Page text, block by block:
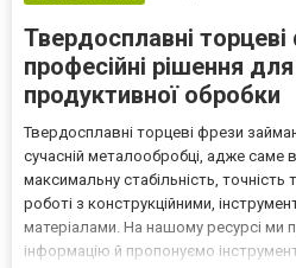
Твердосплавні
професійні рішення
продуктивної обробки
Твердосплавні торцеві фрези
сучасній металообробці, адже саме
максимальну стабільність, точність
роботі з конструкційними,
матеріалами. На нашому ресурсі ми
інформацію й пропонуємо